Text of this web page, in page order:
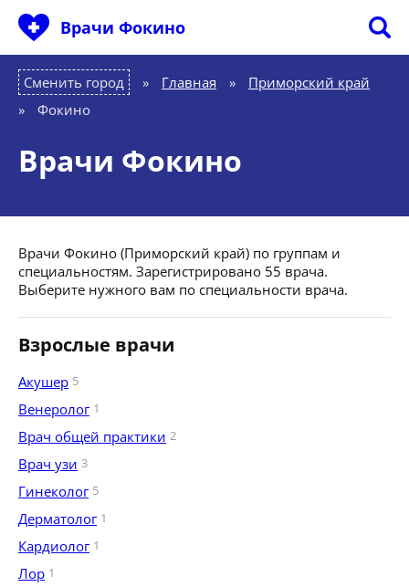
Врачи Фокино
Сменить город Главная »
Приморский край
»
Фокино
Врачи Фокино
Врачи Фокино (Приморский край) по группам и
специальностям. Зарегистрировано 55 врача.
Выберите нужного вам по специальности врача.
Взрослые врачи
Акушер 5
Венеролог 1
Врач общей практики 2
Врач узи 3
Гинеколог 5
Дерматолог 1
Кардиолог 1
Лор 1